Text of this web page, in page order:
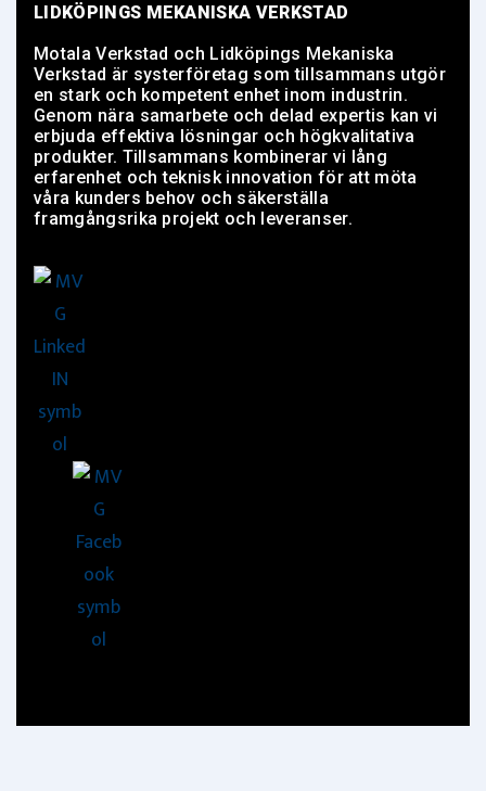
LIDKÖPINGS MEKANISKA VERKSTAD
Motala Verkstad och Lidköpings Mekaniska
Verkstad är systerföretag som tillsammans utgör
en stark och kompetent enhet inom industrin.
Genom nära samarbete och delad expertis kan vi
erbjuda effektiva lösningar och högkvalitativa
produkter. Tillsammans kombinerar vi lång
erfarenhet och teknisk innovation för att möta
våra kunders behov och säkerställa
framgångsrika projekt och leveranser.